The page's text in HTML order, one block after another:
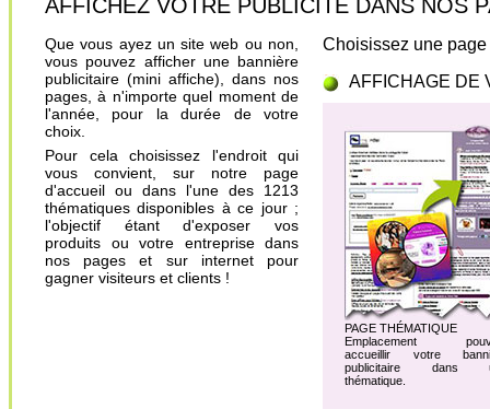
AFFICHEZ VOTRE PUBLICITÉ DANS NOS
Que vous ayez un site web ou non,
vous pouvez afficher une bannière
publicitaire (mini affiche), dans nos
pages, à n'importe quel moment de
l'année, pour la durée de votre
choix.
Pour cela choisissez l'endroit qui
vous convient, sur notre page
d'accueil ou dans l'une des 1213
thématiques disponibles à ce jour ;
l'objectif étant d'exposer vos
produits ou votre entreprise dans
nos pages et sur internet pour
gagner visiteurs et clients !
Choisissez une
AFFICHAGE DE
PAGE THÉMATIQUE
Emplacement
accueillir votre
publicitaire dans
thématique.